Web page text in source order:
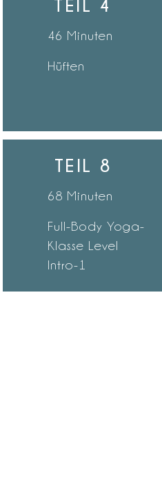
TEIL 4
46 Minuten
Hüften
TEIL 8
68 Minuten
Full-Body Yoga-
Klasse Level
Intro-1